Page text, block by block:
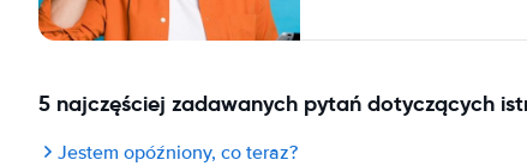
5 najczęściej zadawanych pytań dotyczących
Jestem opóźniony, co teraz?